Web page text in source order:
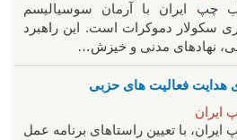
ایران با آرمان سوسیالیسم
سکولار دموکرات است. این راهبرد
نهادهای مدنی و خیزش‌…
فعالیت های حزبی
با تعیین راستاهای برنامه عمل